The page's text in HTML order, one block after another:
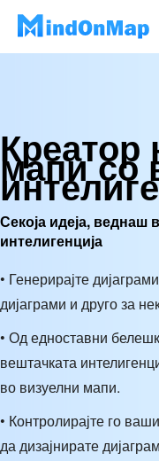
Креатор
мапи со
Секоја идеја, веднаш
интелигенција
• Генерирајте
дијаграми и друго за
• Од едноставни
вештачката
во визуелни мапи.
• Контролирајте го
да дизајнирате